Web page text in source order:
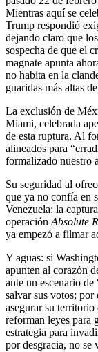
Mientras aquí se
Trump respondió
dejando claro que
sospecha de que el
magnate apunta
no habita en la
guaridas más altas
La exclusión de
Miami, celebrada
de esta ruptura. Al
alineados para
formalizado nuestro
Su seguridad al
que ya no confía en
Venezuela: la
operación Absolute
ya empezó a filmar
Y aguas: si
apunten al corazón
ante un escenario
salvar sus votos;
asegurar su
reforman leyes para
estrategia para
por desgracia, no se